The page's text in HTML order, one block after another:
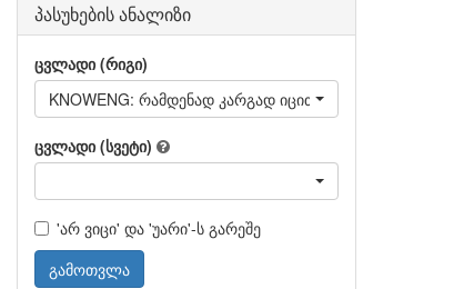
პასუხების ანალიზი
ცვლადი (რიგი)
KNOWENG: რამდენად კარგად იცით ინგლისური?
ცვლადი (სვეტი)
'არ ვიცი' და 'უარი'-ს გარეშე
გამოთვლა